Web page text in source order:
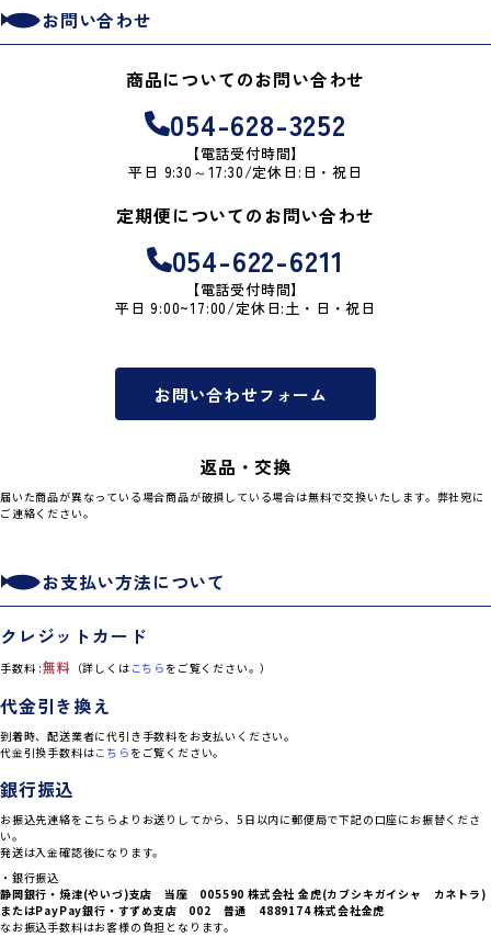
お問い合わせ
商品についてのお問い合わせ
054-628-3252
【電話受付時間】
平日 9:30～17:30/定休日:日・祝日
定期便についてのお問い合わせ
054-622-6211
【電話受付時間】
平日 9:00~17:00/定休日:土・日・祝日
お問い合わせフォーム
返品・交換
届いた商品が異なっている場合商品が破損している場合は無料で交換いたします。弊社宛に
ご連絡ください。
お支払い方法について
クレジットカード
手数料 :無料 （詳しくは こちら をご覧ください。）
代金引き換え
到着時、配送業者に代引き手数料をお支払いください。
代金引換手数料はこちら をご覧ください。
銀行振込
お振込先連絡をこちらよりお送りしてから、5日以内に郵便局で下記の口座にお振替くださ
い。
発送は入金確認後になります。
・銀行振込
静岡銀行・焼津(やいづ)支店 当座 005590 株式会社 金虎(カブシキガイシャ カネトラ)
またはPayPay銀行・すずめ支店 002 普通 4889174 株式会社金虎
なお振込手数料はお客様の負担となります。